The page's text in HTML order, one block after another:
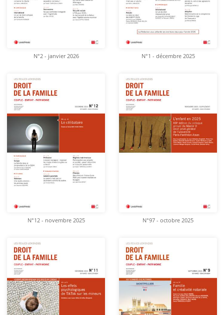
N°2 - janvier 2026 N°1 - décembre 2025
N°12 - novembre 2025 N°97 - octobre 2025